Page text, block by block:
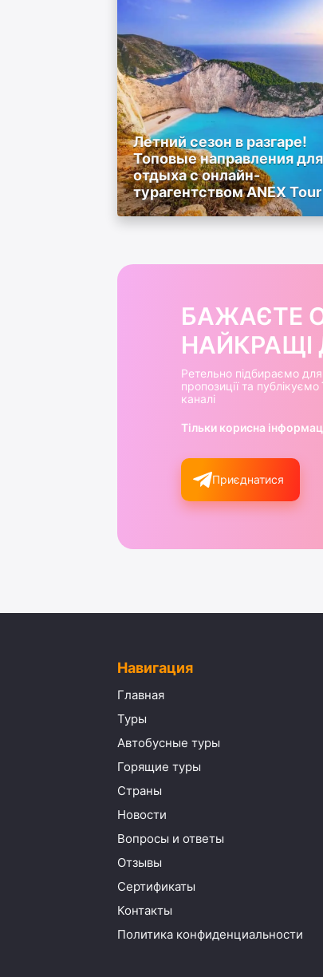
Летний сезон в разгаре!
Топовые направления для
отдыха с онлайн-
турагентством ANEX Tour
БАЖАЄТЕ
НАЙКРАЩІ
Ретельно підбираємо
пропозиції та
каналі
Тільки корисна
Приєднатися
Навигация
Главная
Туры
Автобусные туры
Горящие туры
Страны
Новости
Вопросы и ответы
Отзывы
Сертификаты
Контакты
Политика конфиденциальности